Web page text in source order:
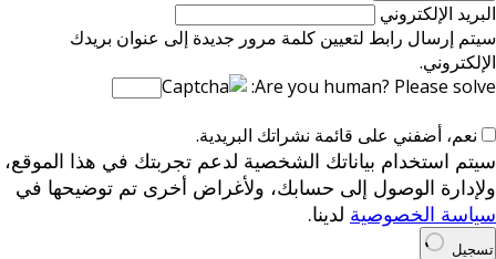
البريد الإلكتروني
سيتم إرسال رابط لتعيين كلمة مرور جديدة إلى عنوان بريدك
الإلكتروني.
Are you human? Please solve:
نعم، أضفني على قائمة نشراتك البريدية.
سيتم استخدام بياناتك الشخصية لدعم تجربتك في هذا الموقع،
ولإدارة الوصول إلى حسابك، ولأغراض أخرى تم توضيحها في
سياسة الخصوصية لدينا.
تسجيل